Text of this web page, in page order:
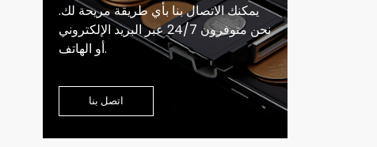
يمكنك الاتصال بنا بأي طريقة مريحة لك.
نحن متوفرون 24/7 عبر البريد الإلكتروني
أو الهاتف.
اتصل بنا